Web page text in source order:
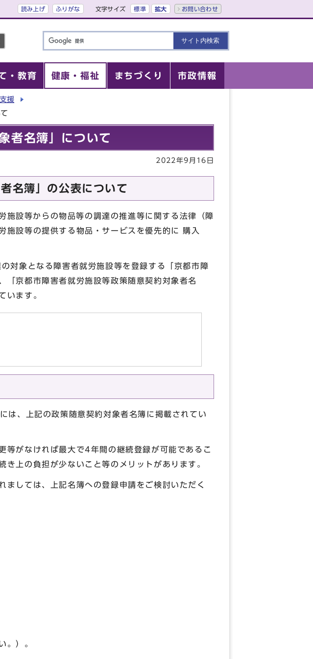
読み上げ ふりがな 文字サイズ 標準 拡大 お問い合わせ
・教育 健康・福祉 まちづくり 市政情報
援
者名簿」について
2022年9月16日
名簿」の公表について
設等からの物品等の調達の推進等に関する法律（障
施設等の提供する物品・サービスを優先的に 購入
対象となる障害者就労施設等を登録する「京都市障
「京都市障害者就労施設等政策随意契約対象者名
います。
、上記の政策随意契約対象者名簿に掲載されてい
がなければ最大で4年間の継続登録が可能であるこ
上の負担が少ないこと等のメリットがあります。
しては、上記名簿への登録申請をご検討いただく
。）。